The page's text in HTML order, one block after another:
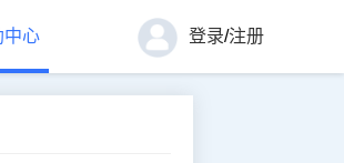
中心 登录/注册